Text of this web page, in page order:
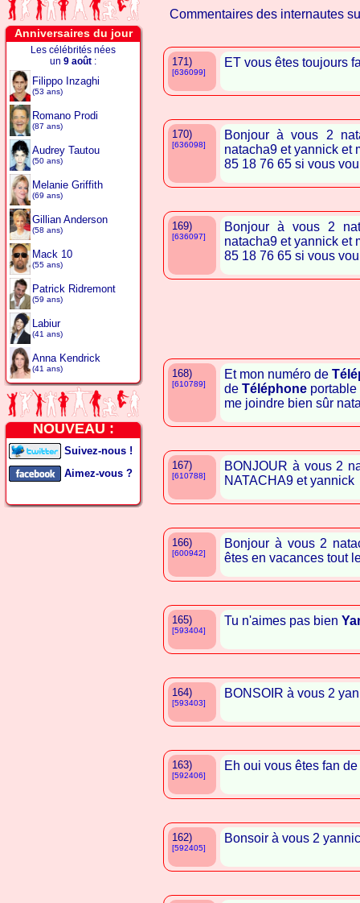
Anniversaires du jour
Les célébrités nées
un 9 août :
Filippo Inzaghi
(53 ans)
Romano Prodi
(87 ans)
Audrey Tautou
(50 ans)
Melanie Griffith
(69 ans)
Gillian Anderson
(58 ans)
Mack 10
(55 ans)
Patrick Ridremont
(59 ans)
Labiur
(41 ans)
Anna Kendrick
(41 ans)
NOUVEAU :
Suivez-nous !
Aimez-vous ?
Commentaires des internautes
171)
[636099]
ET vous êtes toujours
170)
[636098]
Bonjour à vous 2
natacha9 et yannick et
85 18 76 65 si vous
169)
[636097]
Bonjour à vous 2
natacha9 et yannick et
85 18 76 65 si vous
168)
[610789]
Et mon numéro de
deTéléphone
me joindre bien sûr
167)
[610788]
BONJOUR à vous 2
NATACHA9 et yannick
166)
[600942]
Bonjour à vous 2
êtes en vacances tout
165)
[593404]
Tu n'aimes pas bien
164)
[593403]
BONSOIR à vous 2
163)
[592406]
Eh oui vous êtes fan de
162)
[592405]
Bonsoir à vous 2